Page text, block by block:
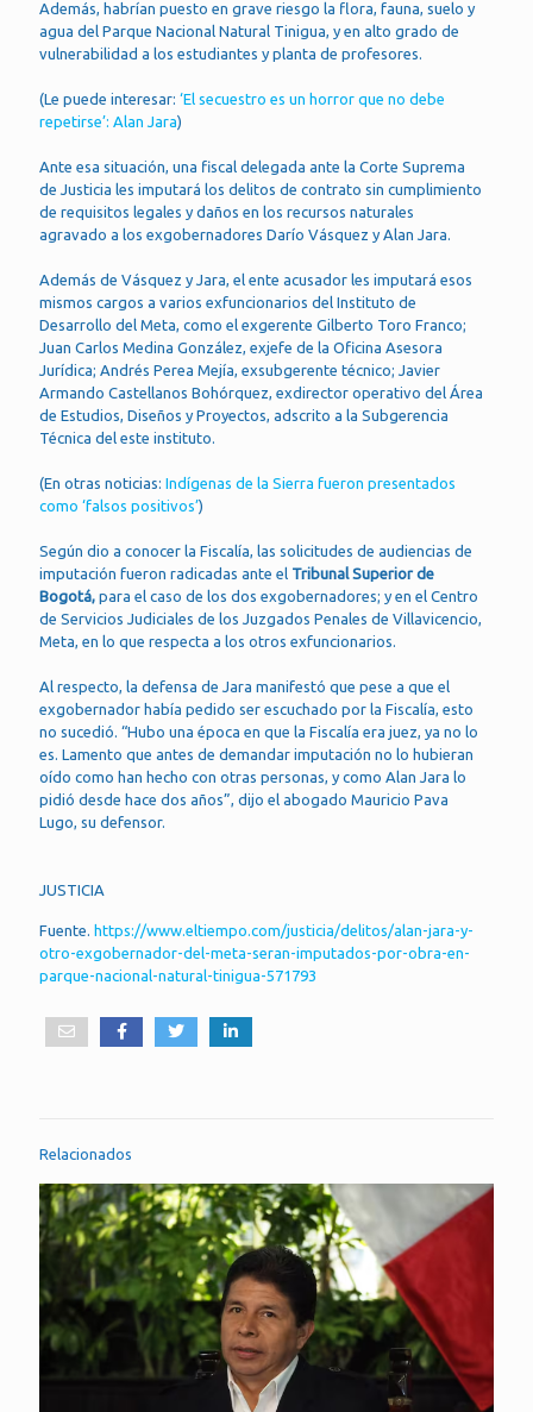
Además, habrían puesto en grave riesgo la flora, fauna, suelo y
agua del Parque Nacional Natural Tinigua, y en alto grado de
vulnerabilidad a los estudiantes y planta de profesores.
(Le puede interesar: ‘El secuestro es un horror que no debe
repetirse’: Alan Jara)
Ante esa situación, una fiscal delegada ante la Corte Suprema
de Justicia les imputará los delitos de contrato sin cumplimiento
de requisitos legales y daños en los recursos naturales
agravado a los exgobernadores Darío Vásquez y Alan Jara.
Además de Vásquez y Jara, el ente acusador les imputará esos
mismos cargos a varios exfuncionarios del Instituto de
Desarrollo del Meta, como el exgerente Gilberto Toro Franco;
Juan Carlos Medina González, exjefe de la Oficina Asesora
Jurídica; Andrés Perea Mejía, exsubgerente técnico; Javier
Armando Castellanos Bohórquez, exdirector operativo del Área
de Estudios, Diseños y Proyectos, adscrito a la Subgerencia
Técnica del este instituto.
(En otras noticias: Indígenas de la Sierra fueron presentados
como ‘falsos positivos’)
Según dio a conocer la Fiscalía, las solicitudes de audiencias de
imputación fueron radicadas ante el Tribunal Superior de
Bogotá, para el caso de los dos exgobernadores; y en el Centro
de Servicios Judiciales de los Juzgados Penales de Villavicencio,
Meta, en lo que respecta a los otros exfuncionarios.
Al respecto, la defensa de Jara manifestó que pese a que el
exgobernador había pedido ser escuchado por la Fiscalía, esto
no sucedió. “Hubo una época en que la Fiscalía era juez, ya no lo
es. Lamento que antes de demandar imputación no lo hubieran
oído como han hecho con otras personas, y como Alan Jara lo
pidió desde hace dos años”, dijo el abogado Mauricio Pava
Lugo, su defensor.
JUSTICIA
Fuente. https://www.eltiempo.com/justicia/delitos/alan-jara-y-
otro-exgobernador-del-meta-seran-imputados-por-obra-en-
parque-nacional-natural-tinigua-571793
Relacionados